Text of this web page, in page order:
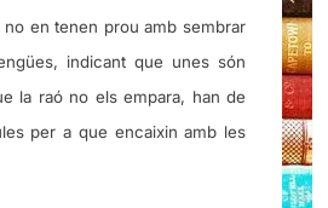
no en tenen prou amb sembrar
indicant que unes són
la raó no els empara, han de
per a que encaixin amb les